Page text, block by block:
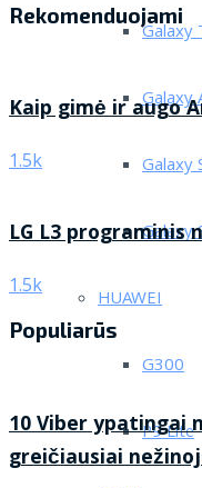
Galaxy
Galaxy
Galaxy
Galaxy
HUAWEI
G300
P9 Lite
Rekomenduojami
Kaip gimė ir augo
1.5k
LG L3 programinis
1.5k
Populiarūs
10 Viber ypatingai
greičiausiai